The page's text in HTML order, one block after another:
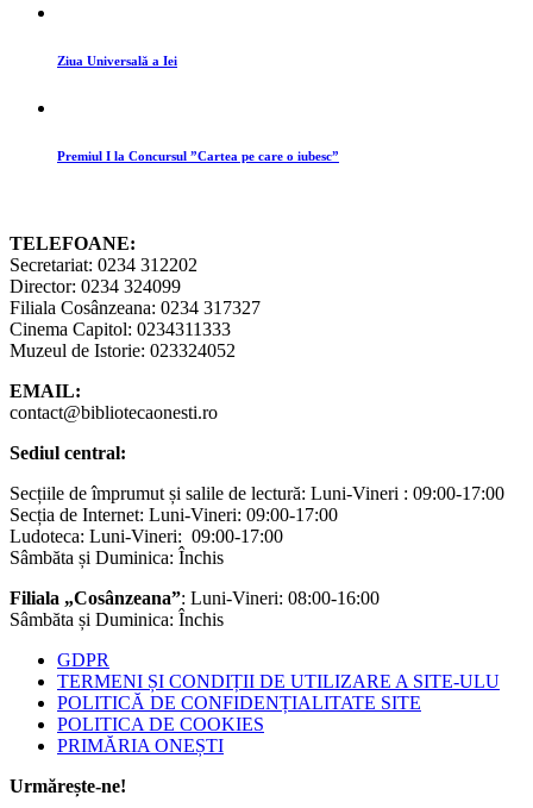
Ziua Universală a Iei
Premiul I la Concursul ”Cartea pe care o iubesc”
TELEFOANE:
Secretariat: 0234 312202
Director: 0234 324099
Filiala Cosânzeana: 0234 317327
Cinema Capitol: 0234311333
Muzeul de Istorie: 023324052
EMAIL:
contact@bibliotecaonesti.ro
Sediul central:
Secțiile de împrumut și salile de lectură: Luni-Vineri : 09:00-17:00
Secția de Internet: Luni-Vineri: 09:00-17:00
Ludoteca: Luni-Vineri: 09:00-17:00
Sâmbăta și Duminica: Închis
Filiala „Cosânzeana”: Luni-Vineri: 08:00-16:00
Sâmbăta și Duminica: Închis
GDPR
TERMENI ȘI CONDIȚII DE UTILIZARE A SITE-ULU
POLITICĂ DE CONFIDENȚIALITATE SITE
POLITICA DE COOKIES
PRIMĂRIA ONEȘTI
Urmărește-ne!